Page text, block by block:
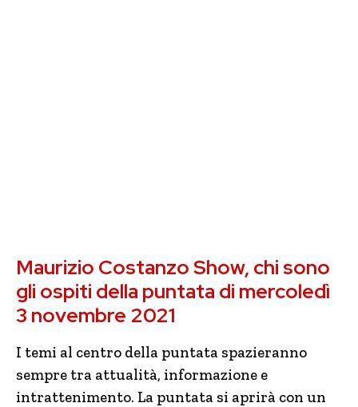
Maurizio Costanzo Show, chi sono
gli ospiti della puntata di mercoledì
3 novembre 2021
I temi al centro della puntata spazieranno
sempre tra attualità, informazione e
intrattenimento. La puntata si aprirà con un